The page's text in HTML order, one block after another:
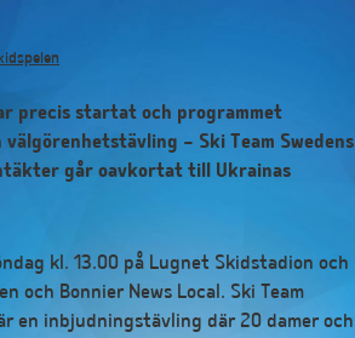
precis startat och programmet
– Ski Team Swedens
går oavkortat till Ukrainas
kl. 13.00 på Lugnet Skidstadion och
och Bonnier News Local. Ski Team
en inbjudningstävling där 20 damer och